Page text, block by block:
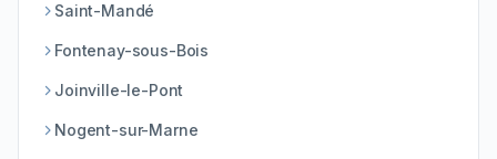
Saint-Mandé
Fontenay-sous-Bois
Joinville-le-Pont
Nogent-sur-Marne